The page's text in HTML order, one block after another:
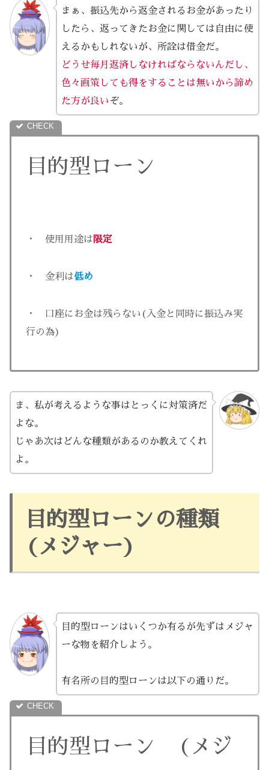
まぁ、振込先から返金されるお金があったり
したら、返ってきたお金に関しては自由に使
えるかもしれないが、所詮は借金だ。
どうせ毎月返済しなければならないんだし、
色々画策しても得をすることは無いから諦め
た方が良い ぞ。
目的型ローン
・ 使用用途は 限定
・ 金利は低め
・ 口座にお金は残らない(入金と同時に振込み実
行の為)
ま、私が考えるような事はとっくに対策済だ
よな。
じゃあ次はどんな種類があるのか教えてくれ
よ。
目的型ローンの種類
(メジャー)
目的型ローンはいくつか有るが先ずはメジャ
ーな物を紹介しよう。
有名所の目的型ローンは以下の通りだ。
目的型ローン (メジ